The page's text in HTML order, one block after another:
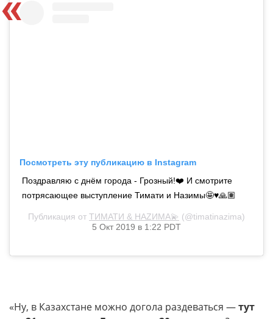
Посмотреть эту публикацию в Instagram
Поздравляю с днём города - Грозный!❤️ И смотрите
потрясающее выступление Тимати и Назимы🤩♥️🙏🏽
Публикация от TИМАТИ & НAZИМА💫 (@timatinazima)
5 Окт 2019 в 1:22 PDT
«Ну, в Казахстане можно догола раздеваться —тут